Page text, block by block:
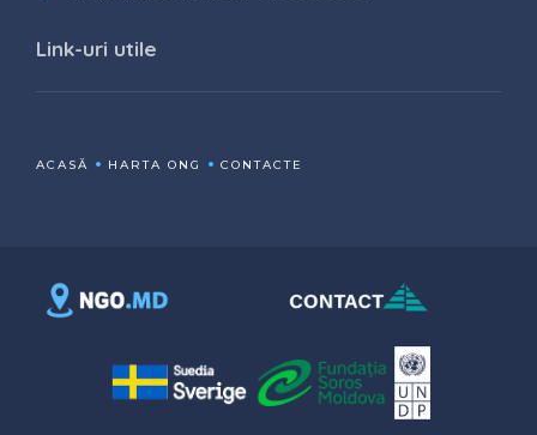
Link-uri utile
ACASĂ HARTA ONG CONTACTE